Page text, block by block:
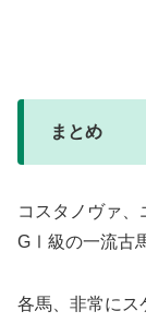
まとめ
コスタノヴァ
GⅠ級の一流古
各馬、非常に